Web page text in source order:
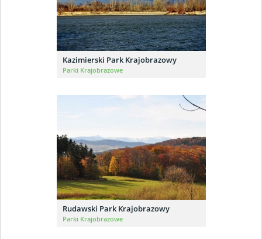
Kazimierski Park Krajobrazowy
Parki Krajobrazowe
Rudawski Park Krajobrazowy
Parki Krajobrazowe